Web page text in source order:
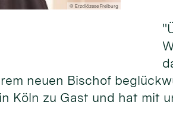
© Erzdiözese Freiburg
neuen Bischof
Köln zu Gast und hat mit